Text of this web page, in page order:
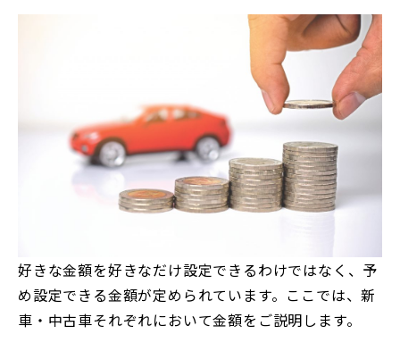
好きな金額を好きなだけ設定できるわけではなく、予
め設定できる金額が定められています。ここでは、新
車・中古車それぞれにおいて金額をご説明します。